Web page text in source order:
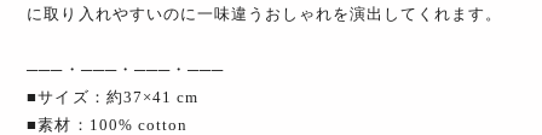
に取り入れやすいのに一味違うおしゃれを演出してくれます。
───・───・───・───
■サイズ：約37×41 cm
■素材：100% cotton